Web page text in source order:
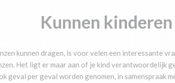
Kunnen
kunnen dragen, is voor velen een interessante
Het ligt er maar aan of je kind verantwoordelijk
geval per geval worden genomen, in samenspraak